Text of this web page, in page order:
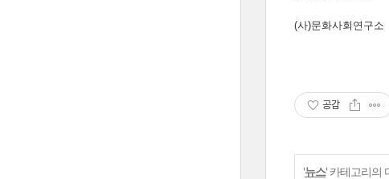
(사)문화사회연구소
공감
'뉴스' 카테고리의